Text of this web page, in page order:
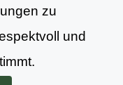
zu
und